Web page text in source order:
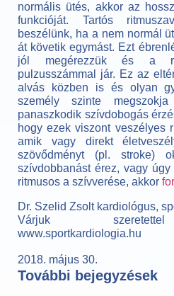
normális ütés, akkor az
funkcióját. Tartós
beszélünk, ha a nem normál
át követik egymást. Ezt
jól megérezzük és a
pulzusszámmal jár. Ez az
alvás közben is és olyan
személy szinte
panaszkodik szívdobogás
hogy ezek viszont veszélyes
amik vagy direkt
szövődményt (pl. stroke)
szívdobbanást érez, vagy
ritmusos a szívverése, akkor
Dr. Szelid Zsolt kardiológus,
Várjuk szeretettel
www.sportkardiologia.hu
2018. május 30.
További bejegyzések